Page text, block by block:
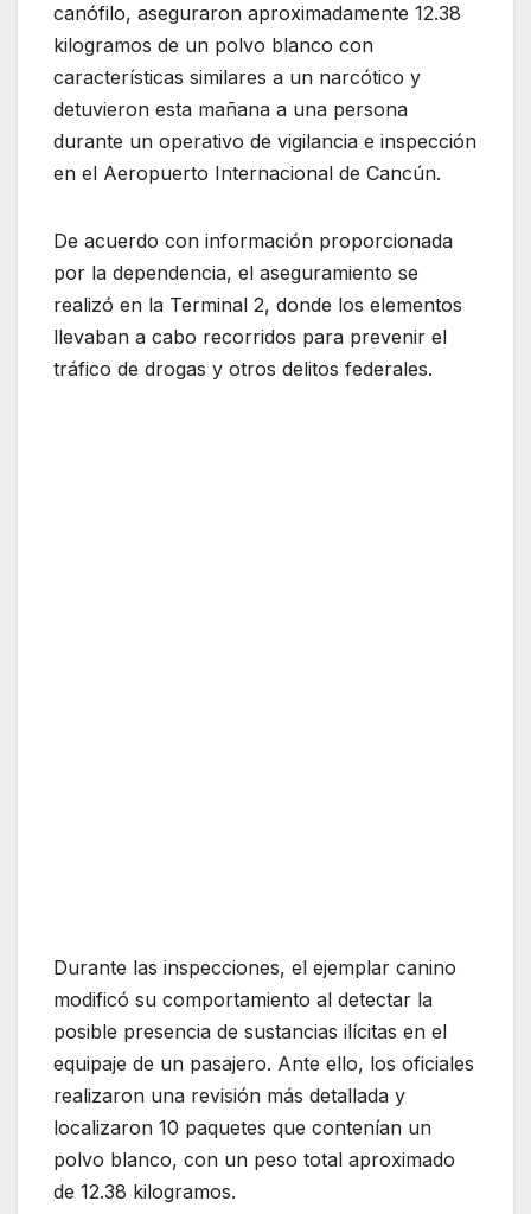
canófilo, aseguraron aproximadamente 12.38
kilogramos de un polvo blanco con
características similares a un narcótico y
detuvieron esta mañana a una persona
durante un operativo de vigilancia e inspección
en el Aeropuerto Internacional de Cancún.
De acuerdo con información proporcionada
por la dependencia, el aseguramiento se
realizó en la Terminal 2, donde los elementos
llevaban a cabo recorridos para prevenir el
tráfico de drogas y otros delitos federales.
Durante las inspecciones, el ejemplar canino
modificó su comportamiento al detectar la
posible presencia de sustancias ilícitas en el
equipaje de un pasajero. Ante ello, los oficiales
realizaron una revisión más detallada y
localizaron 10 paquetes que contenían un
polvo blanco, con un peso total aproximado
de 12.38 kilogramos.